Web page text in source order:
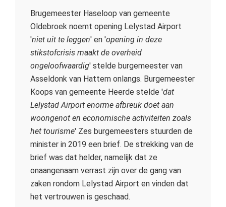
Brugemeester Haseloop van gemeente
Oldebroek noemt opening Lelystad Airport
'niet uit te leggen' en 'opening in deze
stikstofcrisis maakt de overheid
ongeloofwaardig' stelde burgemeester van
Asseldonk van Hattem onlangs. Burgemeester
Koops van gemeente Heerde stelde 'dat
Lelystad Airport enorme afbreuk doet aan
woongenot en economische activiteiten zoals
het tourisme' Zes burgemeesters stuurden de
minister in 2019 een brief. De strekking van de
brief was dat helder, namelijk dat ze
onaangenaam verrast zijn over de gang van
zaken rondom Lelystad Airport en vinden dat
het vertrouwen is geschaad.